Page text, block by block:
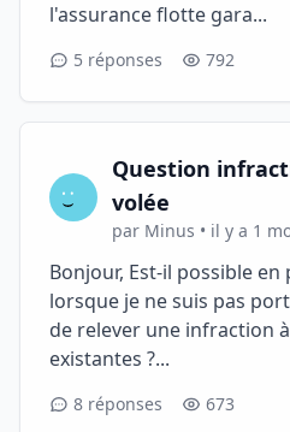
l'assurance flotte gara...
5 réponses 792
Question
volée
par Minus • il y a 1
Bonjour, Est-il possible
lorsque je ne suis pas
de relever une infraction
existantes ?...
8 réponses 673